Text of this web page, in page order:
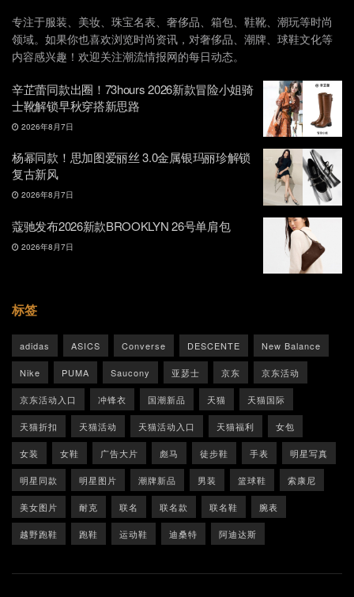
专注于服装、美妆、珠宝名表、奢侈品、箱包、鞋靴、潮玩等时尚
领域。如果你也喜欢浏览时尚资讯，对奢侈品、潮牌、球鞋文化等
内容感兴趣！欢迎关注潮流情报网的每日动态。
辛芷蕾同款出圈！73hours 2026新款冒险小姐骑
士靴解锁早秋穿搭新思路
2026年8月7日
杨幂同款！思加图爱丽丝 3.0金属银玛丽珍解锁
复古新风
2026年8月7日
蔻驰发布2026新款BROOKLYN 26号单肩包
2026年8月7日
标签
adidas ASICS Converse DESCENTE New Balance
Nike PUMA Saucony 亚瑟士 京东 京东活动
京东活动入口 冲锋衣 国潮新品 天猫 天猫国际
天猫折扣 天猫活动 天猫活动入口 天猫福利 女包
女装 女鞋 广告大片 彪马 徒步鞋 手表 明星写真
明星同款 明星图片 潮牌新品 男装 篮球鞋 索康尼
美女图片 耐克 联名 联名款 联名鞋 腕表
越野跑鞋 跑鞋 运动鞋 迪桑特 阿迪达斯